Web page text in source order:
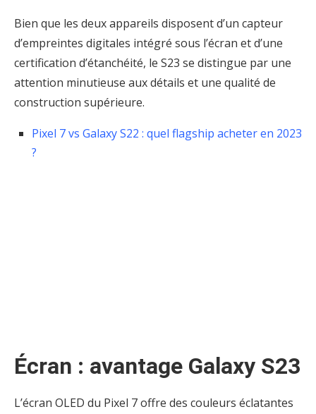
Bien que les deux appareils disposent d’un capteur
d’empreintes digitales intégré sous l’écran et d’une
certification d’étanchéité, le S23 se distingue par une
attention minutieuse aux détails et une qualité de
construction supérieure.
Pixel 7 vs Galaxy S22 : quel flagship acheter en 2023
?
Écran : avantage Galaxy S23
L’écran OLED du Pixel 7 offre des couleurs éclatantes